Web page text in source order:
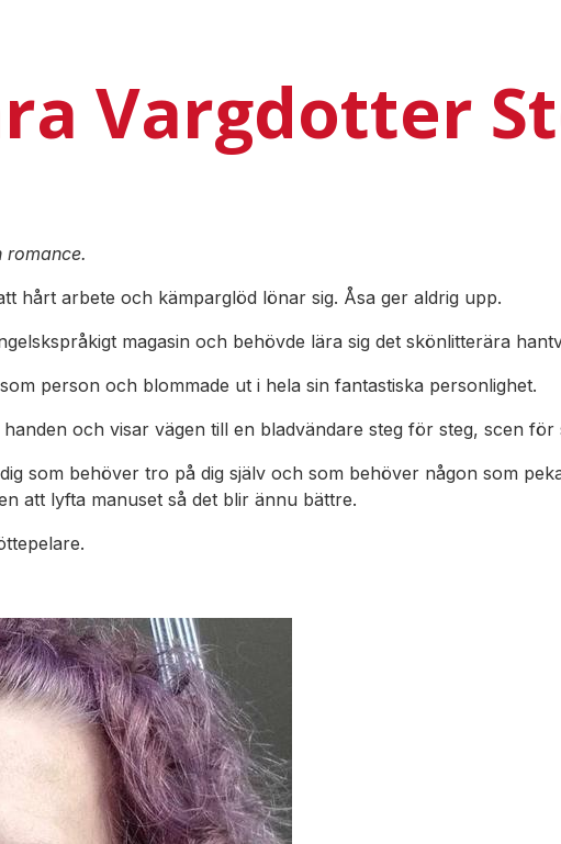
Vargdotter
hårt arbete och kämparglöd lönar sig. Åsa ger aldrig upp.
magasin och behövde lära sig det skönlitterära
person och blommade ut i hela sin fantastiska personlighet.
och visar vägen till en bladvändare steg för steg, scen för
som behöver tro på dig själv och som behöver någon som
att lyfta manuset så det blir ännu bättre.